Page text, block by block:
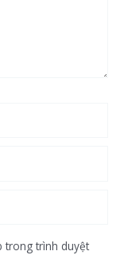
trong trình duyệt